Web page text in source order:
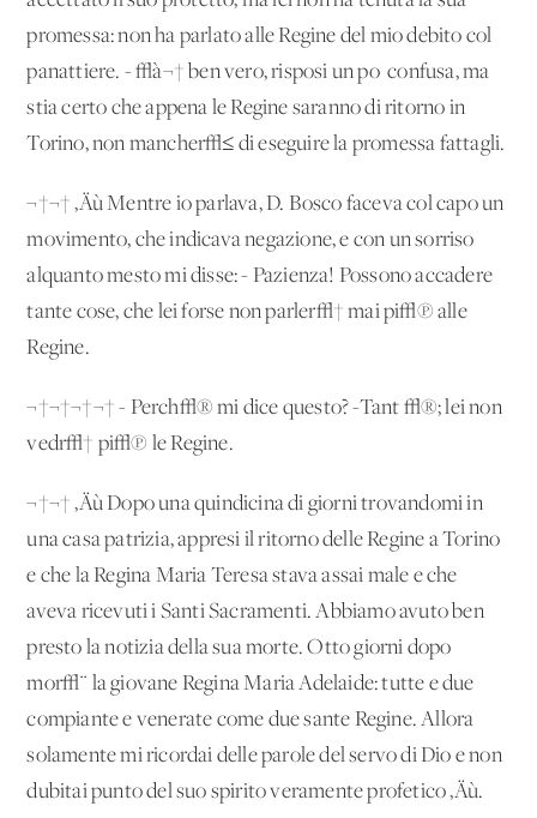
promessa: non ha parlato alle Regine del mio debito col
panattiere. - √à¬† ben vero, risposi un po' confusa, ma
stia certo che appena le Regine saranno di ritorno in
Torino, non mancher√≤ di eseguire la promessa fattagli.
¬†¬† ‚Äù Mentre io parlava, D. Bosco faceva col capo un
movimento, che indicava negazione, e con un sorriso
alquanto mesto mi disse: - Pazienza! Possono accadere
tante cose, che lei forse non parler√† mai pi√π alle
Regine.
¬†¬†¬†¬† - Perch√® mi dice questo? -Tant'√®; lei non
vedr√† pi√π le Regine.
¬†¬† ‚Äù Dopo una quindicina di giorni trovandomi in
una casa patrizia, appresi il ritorno delle Regine a Torino
e che la Regina Maria Teresa stava assai male e che
aveva ricevuti i Santi Sacramenti. Abbiamo avuto ben
presto la notizia della sua morte. Otto giorni dopo
mor√¨ la giovane Regina Maria Adelaide: tutte e due
compiante e venerate come due sante Regine. Allora
solamente mi ricordai delle parole del servo di Dio e non
dubitai punto del suo spirito veramente profetico ‚Äù.